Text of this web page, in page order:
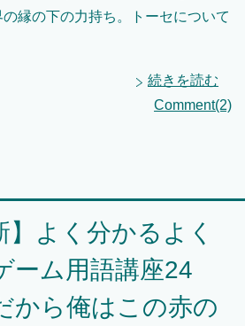
縁の下の力持ち。トーセについて
続きを読む
Comment(2)
】よく分かるよく
ーム用語講座24
から俺はこの赤の